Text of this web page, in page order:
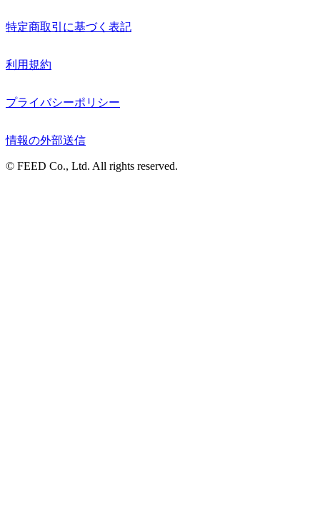
特定商取引に基づく表記
利用規約
プライバシーポリシー
情報の外部送信
© FEED Co., Ltd. All rights reserved.